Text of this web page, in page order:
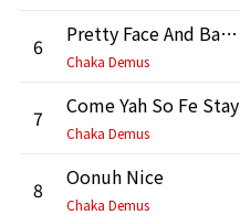
6 Pretty Face And Bad Character
Chaka Demus
7 Come Yah So Fe Stay
Chaka Demus
8 Oonuh Nice
Chaka Demus